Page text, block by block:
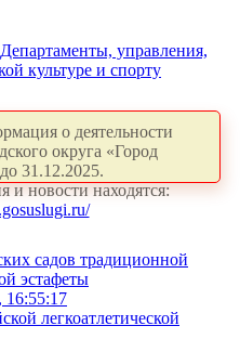
Департаменты, управления,
культуре и спорту
о деятельности
округа «Город
31.12.2025.
и новости находятся:
садов традиционной
эстафеты
16:55:17
легкоатлетической